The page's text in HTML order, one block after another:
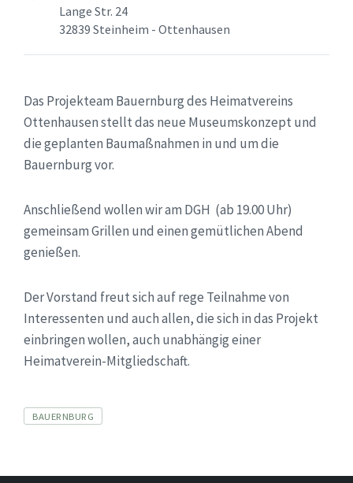
Lange Str. 24
32839 Steinheim - Ottenhausen
Das Projekteam Bauernburg des Heimatvereins
Ottenhausen stellt das neue Museumskonzept und
die geplanten Baumaßnahmen in und um die
Bauernburg vor.
Anschließend wollen wir am DGH (ab 19.00 Uhr)
gemeinsam Grillen und einen gemütlichen Abend
genießen.
Der Vorstand freut sich auf rege Teilnahme von
Interessenten und auch allen, die sich in das Projekt
einbringen wollen, auch unabhängig einer
Heimatverein-Mitgliedschaft.
Tags
BAUERNBURG